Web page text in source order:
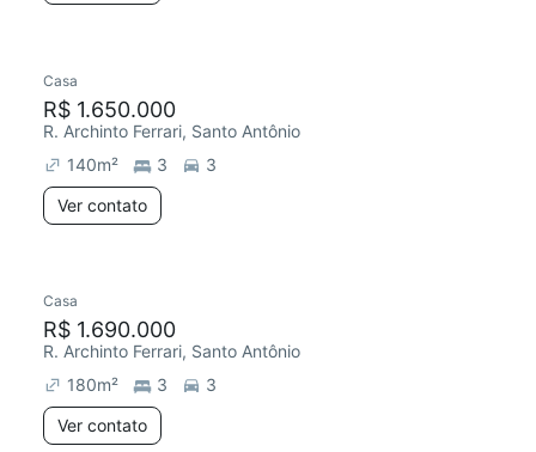
Casa
R$ 1.650.000
R. Archinto Ferrari, Santo Antônio
140m² 3
3
Ver contato
Casa
R$ 1.690.000
R. Archinto Ferrari, Santo Antônio
180m² 3
3
Ver contato